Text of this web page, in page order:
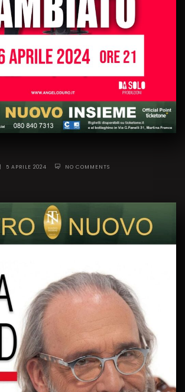
5 APRILE 2024 NO COMMENTS